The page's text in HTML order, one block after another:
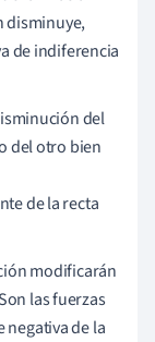
disminuye,
de indiferencia
del
del otro bien
de la recta
modificarán
las fuerzas
de la